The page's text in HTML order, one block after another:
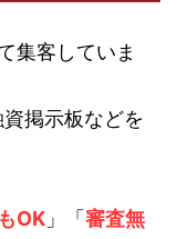
集客していま
掲示板などを
OK 」「 審査無